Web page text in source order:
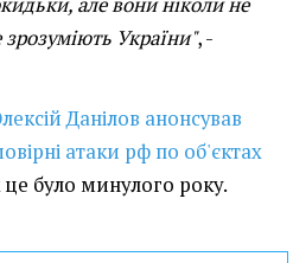
зрозуміють України", -
Данілов анонсував
атаки рф по об'єктах
це було минулого року.